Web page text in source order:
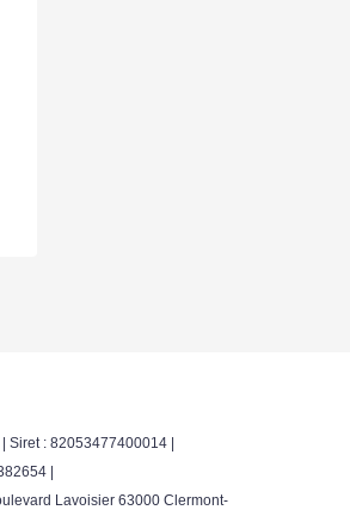
Siret : 82053477400014 |
|
Lavoisier 63000 Clermont-